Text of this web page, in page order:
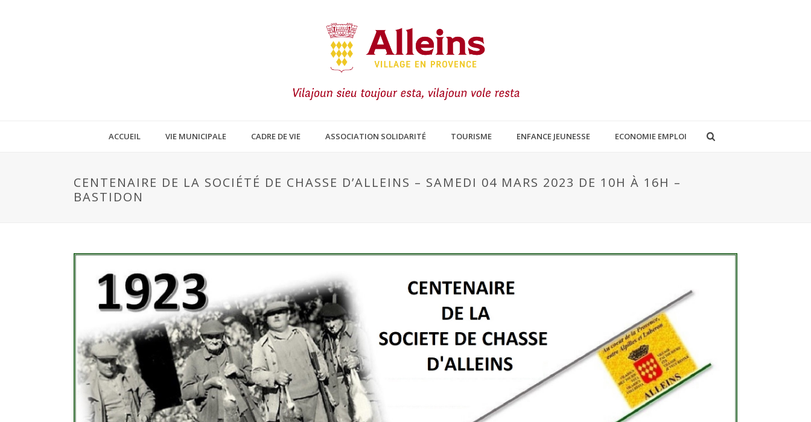
ACCUEIL VIE MUNICIPALE CADRE DE VIE ASSOCIATION SOLIDARITÉ TOURISME ENFANCE JEUNESSE ECONOMIE EMPLOI
CENTENAIRE DE LA SOCIÉTÉ DE CHASSE D’ALLEINS – SAMEDI 04 MARS 2023 DE 10H À 16H –
BASTIDON